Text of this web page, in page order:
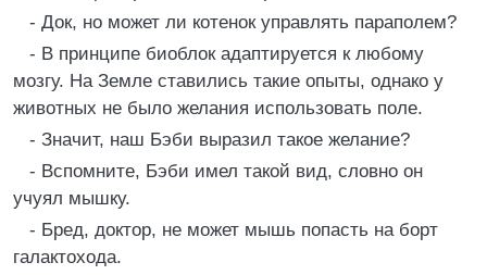
- Док, но может ли котенок управлять параполем?
- В принципе биоблок адаптируется к любому
мозгу. На Земле ставились такие опыты, однако у
животных не было желания использовать поле.
- Значит, наш Бэби выразил такое желание?
- Вспомните, Бэби имел такой вид, словно он
учуял мышку.
- Бред, доктор, не может мышь попасть на борт
галактохода.